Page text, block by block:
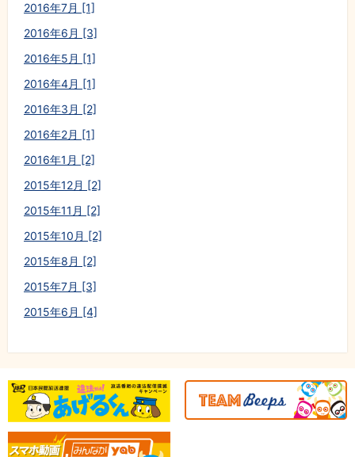
2016年7月 [1]
2016年6月 [3]
2016年5月 [1]
2016年4月 [1]
2016年3月 [2]
2016年2月 [1]
2016年1月 [2]
2015年12月 [2]
2015年11月 [2]
2015年10月 [2]
2015年8月 [2]
2015年7月 [3]
2015年6月 [4]